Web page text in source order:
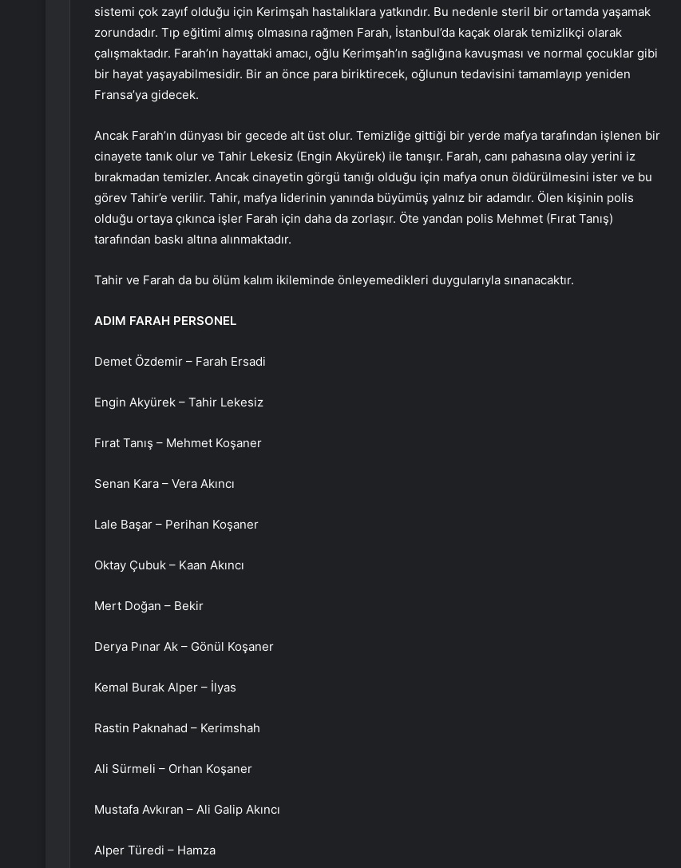
sistemi çok zayıf olduğu için Kerimşah hastalıklara yatkındır. Bu nedenle steril bir ortamda yaşamak
zorundadır. Tıp eğitimi almış olmasına rağmen Farah, İstanbul’da kaçak olarak temizlikçi olarak
çalışmaktadır. Farah’ın hayattaki amacı, oğlu Kerimşah’ın sağlığına kavuşması ve normal çocuklar gibi
bir hayat yaşayabilmesidir. Bir an önce para biriktirecek, oğlunun tedavisini tamamlayıp yeniden
Fransa’ya gidecek.
Ancak Farah’ın dünyası bir gecede alt üst olur. Temizliğe gittiği bir yerde mafya tarafından işlenen bir
cinayete tanık olur ve Tahir Lekesiz (Engin Akyürek) ile tanışır. Farah, canı pahasına olay yerini iz
bırakmadan temizler. Ancak cinayetin görgü tanığı olduğu için mafya onun öldürülmesini ister ve bu
görev Tahir’e verilir. Tahir, mafya liderinin yanında büyümüş yalnız bir adamdır. Ölen kişinin polis
olduğu ortaya çıkınca işler Farah için daha da zorlaşır. Öte yandan polis Mehmet (Fırat Tanış)
tarafından baskı altına alınmaktadır.
Tahir ve Farah da bu ölüm kalım ikileminde önleyemedikleri duygularıyla sınanacaktır.
ADIM FARAH PERSONEL
Demet Özdemir – Farah Ersadi
Engin Akyürek – Tahir Lekesiz
Fırat Tanış – Mehmet Koşaner
Senan Kara – Vera Akıncı
Lale Başar – Perihan Koşaner
Oktay Çubuk – Kaan Akıncı
Mert Doğan – Bekir
Derya Pınar Ak – Gönül Koşaner
Kemal Burak Alper – İlyas
Rastin Paknahad – Kerimshah
Ali Sürmeli – Orhan Koşaner
Mustafa Avkıran – Ali Galip Akıncı
Alper Türedi – Hamza